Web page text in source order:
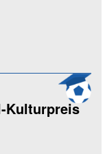
Kulturpreis